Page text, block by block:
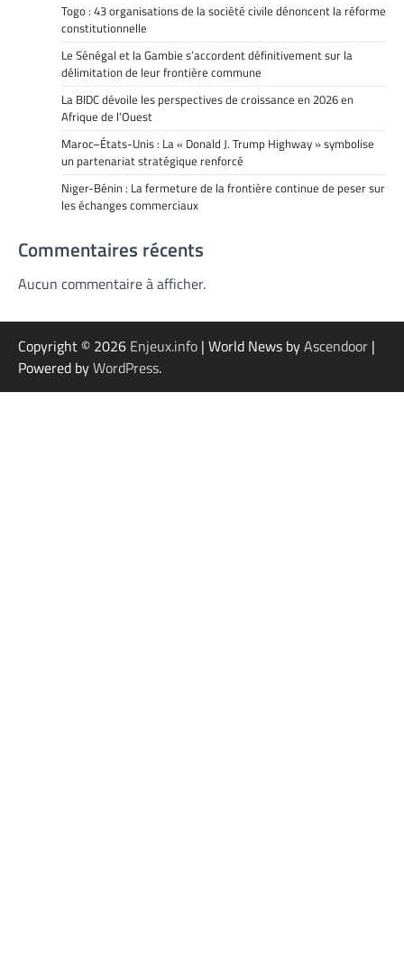
Togo : 43 organisations de la société civile dénoncent la réforme
constitutionnelle
Le Sénégal et la Gambie s’accordent définitivement sur la
délimitation de leur frontière commune
La BIDC dévoile les perspectives de croissance en 2026 en
Afrique de l’Ouest
Maroc–États-Unis : La « Donald J. Trump Highway » symbolise
un partenariat stratégique renforcé
Niger-Bénin : La fermeture de la frontière continue de peser sur
les échanges commerciaux
Commentaires récents
Aucun commentaire à afficher.
Copyright © 2026 Enjeux.info | World News byAscendoor |
Powered byWordPress.